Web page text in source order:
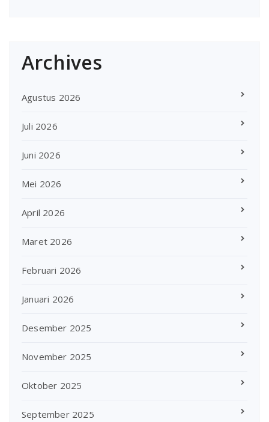
Archives
Agustus 2026
Juli 2026
Juni 2026
Mei 2026
April 2026
Maret 2026
Februari 2026
Januari 2026
Desember 2025
November 2025
Oktober 2025
September 2025